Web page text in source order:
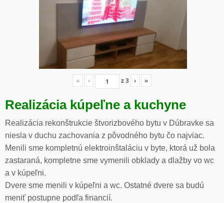
« ‹ z3 › »
Realizácia kúpeľne a kuchyne
Realizácia rekonštrukcie štvorizbového bytu v Dúbravke sa
niesla v duchu zachovania z pôvodného bytu čo najviac.
Menili sme kompletnú elektroinštaláciu v byte, ktorá už bola
zastaraná, kompletne sme vymenili obklady a dlažby vo wc
a v kúpeľni.
Dvere sme menili v kúpeľni a wc. Ostatné dvere sa budú
meniť postupne podľa financií.